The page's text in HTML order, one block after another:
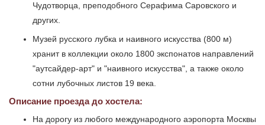
Чудотворца, преподобного Серафима Саровского и
других.
Музей русского лубка и наивного искусства (800 м)
хранит в коллекции около 1800 экспонатов направлений
"аутсайдер-арт" и "наивного искусства", а также около
сотни лубочных листов 19 века.
Описание проезда до хостела:
На дорогу из любого международного аэропорта Москвы